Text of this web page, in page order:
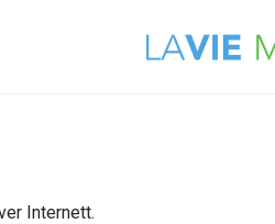
Internett.